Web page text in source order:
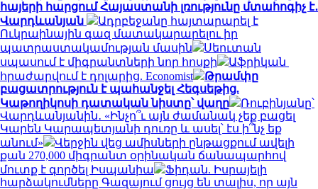
հայերի հարցում Հայաստանի լռությունը մտահոգիչ է․
Վարդևանյան
Ադրբեջանը հայտարարել է
Ուկրաինային գազ մատակարարելու իր
պատրաստակամության մասին
Սեուտան
սպասում է միգրանտների նոր հոսքի
Աֆրիկան ​​
հրաժարվում է դոլարից. Economist
Թրամփը
բացատրություն է պահանջել Հեգսեթից.
Կաթողիկոսի դատական նիստը՝ վաղը
Ռուբինյանը՝
Վարդևանյանին․ «Ինչո՞ւ այն ժամանակ չեք բացել
Կարեն Կարապետյանի դուռը և ասել՝ էս ի՞նչ եք
անում»
Վերջին վեց ամիսների ընթացքում ավելի
քան 270,000 միգրանտ օրինական ճանապարհով
մուտք է գործել Իսպանիա
Ֆիդան. Իսրայելի
հարձակումները Գազայում ցույց են տալիս, որ այն